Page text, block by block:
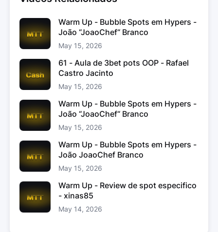
Warm Up - Bubble Spots em Hypers -
João “JoaoChef“ Branco
May 15, 2026
61 - Aula de 3bet pots OOP - Rafael
Castro Jacinto
May 15, 2026
Warm Up - Bubble Spots em Hypers -
João “JoaoChef“ Branco
May 15, 2026
Warm Up - Bubble Spots em Hypers -
João JoaoChef Branco
May 15, 2026
Warm Up - Review de spot especifico
- xinas85
May 14, 2026